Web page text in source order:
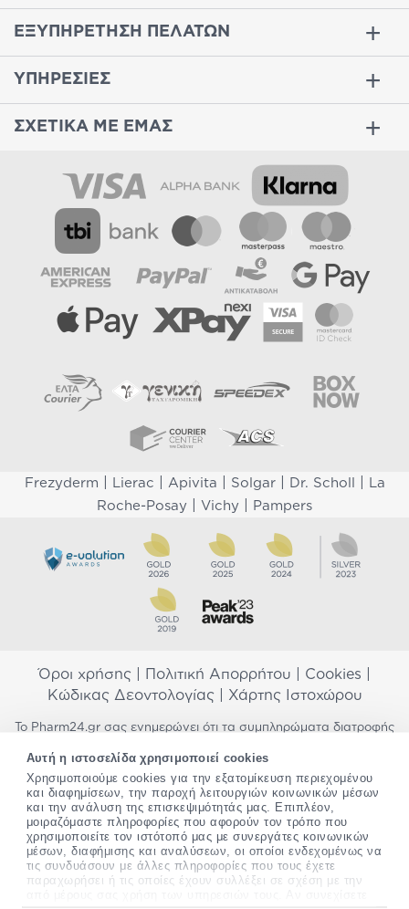
Αυτή η ιστοσελίδα χρησιμοποιεί cookies
Χρησιμοποιούμε cookies για την εξατομίκευση περιεχομένου
και διαφημίσεων, την παροχή λειτουργιών κοινωνικών μέσων
και την ανάλυση της επισκεψιμότητάς μας. Επιπλέον,
μοιραζόμαστε πληροφορίες που αφορούν τον τρόπο που
χρησιμοποιείτε τον ιστότοπό μας με συνεργάτες κοινωνικών
μέσων, διαφήμισης και αναλύσεων, οι οποίοι ενδεχομένως να
τις συνδυάσουν με άλλες πληροφορίες που τους έχετε
παραχωρήσει ή τις οποίες έχουν συλλέξει σε σχέση με την
ΕΞΥΠΗΡΕΤΗΣΗ ΠΕΛΑΤΩΝ
ΥΠΗΡΕΣΙΕΣ
ΣΧΕΤΙΚΑ ΜΕ ΕΜΑΣ
Frezyderm Lierac Apivita Solgar| Dr. Scholl
La
Roche-Posay
Vichy Pampers
Όροι χρήσης Πολιτική Απορρήτου Cookies
Κώδικας Δεοντολογίας| Χάρτης Ιστοχώρου
Το Pharm24.gr σας ενημερώνει ότι τα συμπληρώματα διατροφής
προορίζονται για την πρόληψη, αγωγή ή θεραπεία ανθρώπινης
νόσου. Συμβουλευτείτε τον γιατρό σας εάν είστε έγκυος,
θηλάζετε, ακολουθείτε παράλληλα φαρμακευτική αγωγή ή
αντιμετωπίζετε προβλήματα υγείας πριν χρησιμοποιήσετε
οποιοδήποτε συμπλήρωμα διατροφής. Προσπαθούμε διαρκώς να
σας παρέχουμε ακριβείς και έγκυρες πληροφορίες. Σε περίπτωση
που έχετε κάποια ερώτηση ή παρατήρηση σχετικά με αυτές,
παρακαλώεπικοινωνήστε μαζί μας.